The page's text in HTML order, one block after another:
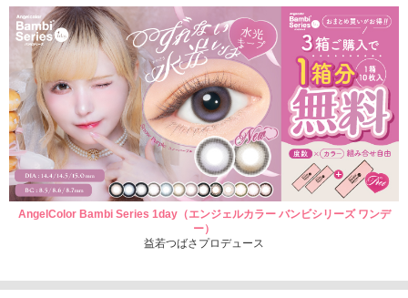
AngelColor Bambi Series 1day（エンジェルカラー バンビシリーズ ワンデ
ー）
益若つばさプロデュース